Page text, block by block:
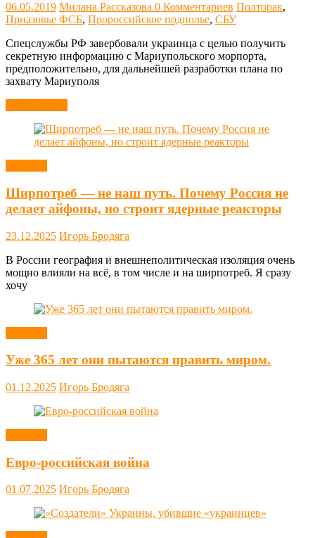
06.05.2019 Милана Рассказова 0 Комментариев Полторак,
Приазовье ФСБ, Пророссийское подполье, СБУ
Спецслужбы РФ завербовали украинца с целью получить
секретную информацию с Мариупольского морпорта,
предположительно, для дальнейшей разработки плана по
захвату Мариуполя
Ширпотреб — не наш путь. Почему Россия не
делает айфоны, но строит ядерные реакторы
23.12.2025 Игорь Бродяга
В России география и внешнеполитическая изоляция очень
мощно влияли на всё, в том числе и на ширпотреб. Я сразу
хочу
Уже 365 лет они пытаются править миром.
01.12.2025 Игорь Бродяга
Евро-российская война
01.07.2025 Игорь Бродяга